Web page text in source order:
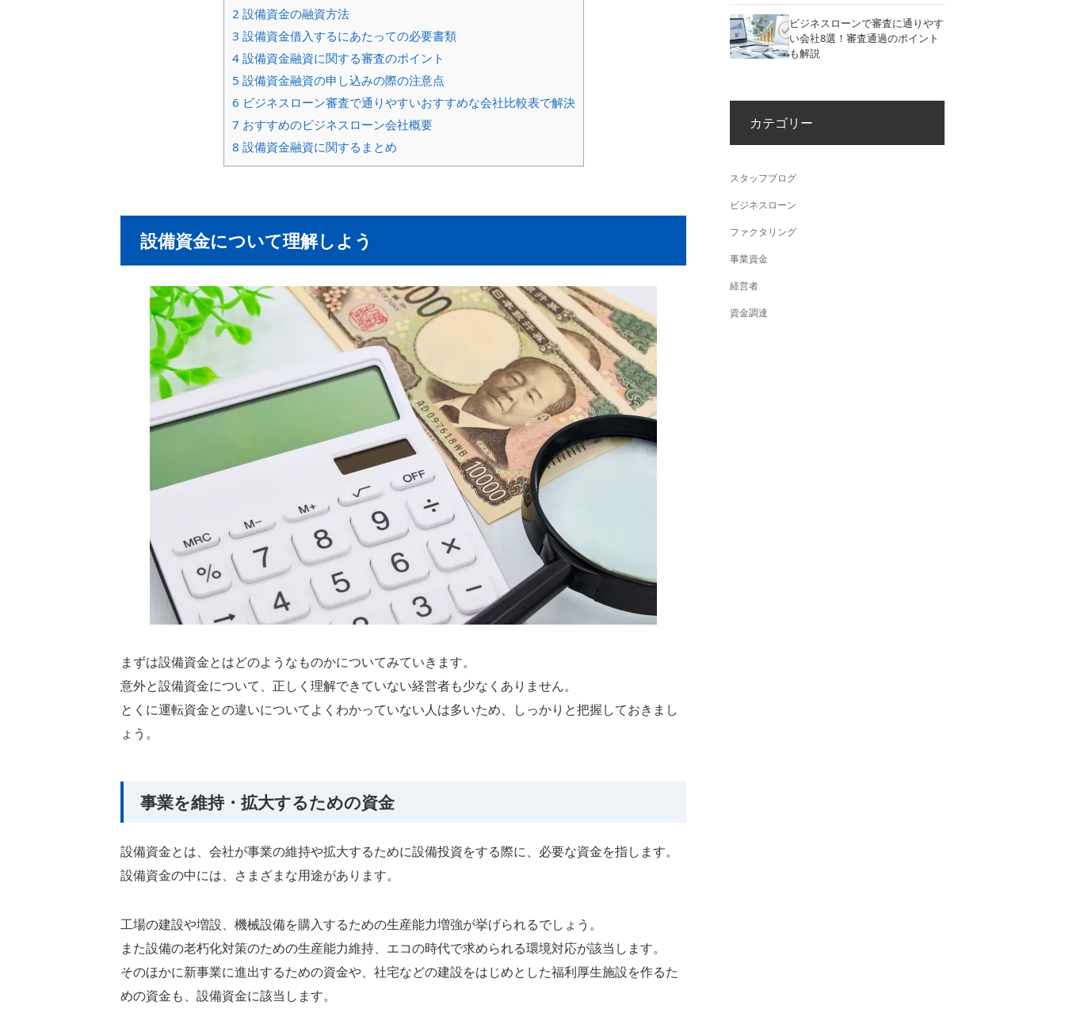
2 設備資金の融資方法
3 設備資金借入するにあたっての必要書類
4設備資金融資に関する審査のポイント
5 設備資金融資の申し込みの際の注意点
6 ビジネスローン審査で通りやすいおすすめな会社比較表で解決
7 おすすめのビジネスローン会社概要
8 設備資金融資に関するまとめ
設備資金について理解しよう
まずは設備資金とはどのようなものかについてみていきます。
意外と設備資金について、正しく理解できていない経営者も少なくありません。
とくに運転資金との違いについてよくわかっていない人は多いため、しっかりと把握しておきまし
ょう。
事業を維持・拡大するための資金
設備資金とは、会社が事業の維持や拡大するために設備投資をする際に、必要な資金を指します。
設備資金の中には、さまざまな用途があります。
工場の建設や増設、機械設備を購入するための生産能力増強が挙げられるでしょう。
また設備の老朽化対策のための生産能力維持、エコの時代で求められる環境対応が該当します。
そのほかに新事業に進出するための資金や、社宅などの建設をはじめとした福利厚生施設を作るた
めの資金も、設備資金に該当します。
ビジネスローンで審査に通りやす
い会社8選！審査通過のポイント
も解説
カテゴリー
スタッフブログ
ビジネスローン
ファクタリング
事業資金
経営者
資金調達